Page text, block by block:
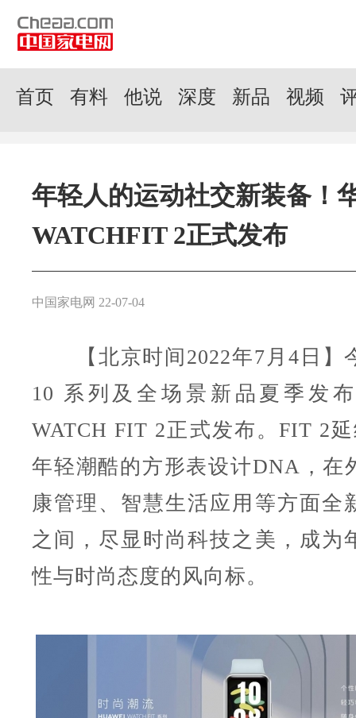
首页 有料 他说 深度 新品 视频
年轻人的运动社交新装备！
WATCHFIT 2正式发布
中国家电网 22-07-04
【北京时间2022年7月4日】
10 系列及全场景新品夏季发
WATCH FIT 2正式发布。FIT 2
年轻潮酷的方形表设计DNA，在
康管理、智慧生活应用等方面全
之间，尽显时尚科技之美，成为
性与时尚态度的风向标。